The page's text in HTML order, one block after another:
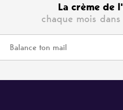
La crème de
chaque mois